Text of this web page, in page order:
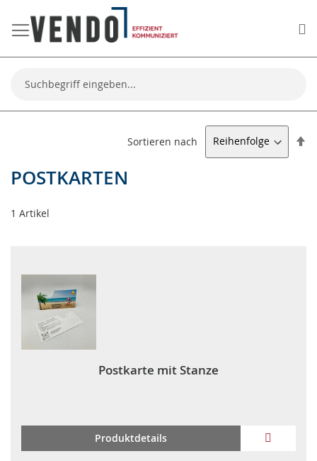
Suche
POSTKARTEN
1 Artikel
Sortieren nach
Post­kar­te mit Stan­ze
Produktdetails